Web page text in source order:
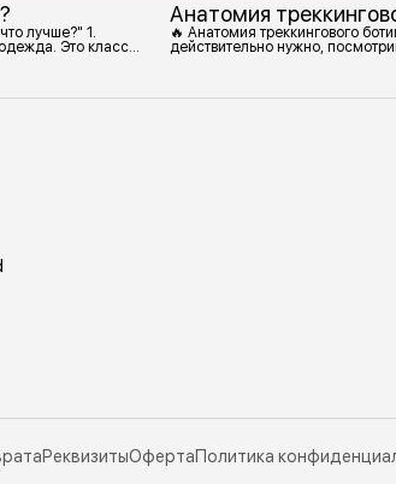
лучше?" 1.
Это класс
Анатомия
🔥 Анатомия треккингового
действительно нужно,
РеквизитыОфертаПолитика